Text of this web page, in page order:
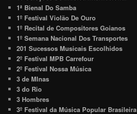
1ª Bienal Do Samba
1º Festival Violão De Ouro
1º Recital de Compositores Goianos
1º Semana Nacional Dos Transportes
201 Sucessos Musicais Escolhidos
2º Festival MPB Carrefour
2º Festival Nossa Música
3 de MInas
3 do Rio
3 Hombres
3º Festival da Música Popular Brasileira